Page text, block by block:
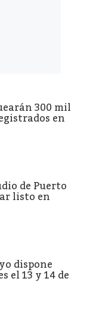
300 mil
en
de Puerto
listo en
dispone
el 13 y 14 de